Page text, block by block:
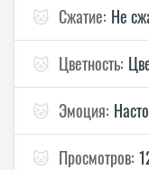
🐱 Сжатие: Не
🐱 Цветность:
🐱 Эмоция:
🐱 Просмотров: